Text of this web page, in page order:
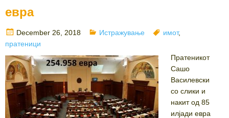
евра
Posted
on
December 26, 2018 Categories
Истражување Tags
имот,
пратеници
Пратеникот
Сашо
Василевски
со слики и
накит од 85
илјади евра